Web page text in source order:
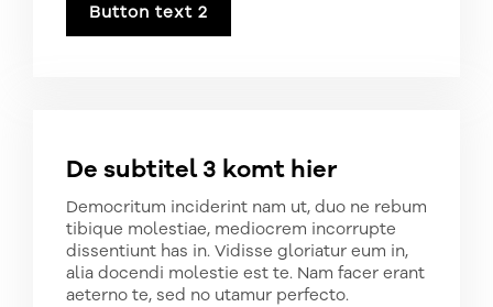
Button text 2
De subtitel 3 komt hier
Democritum inciderint nam ut, duo ne rebum
tibique molestiae, mediocrem incorrupte
dissentiunt has in. Vidisse gloriatur eum in,
alia docendi molestie est te. Nam facer erant
aeterno te, sed no utamur perfecto.